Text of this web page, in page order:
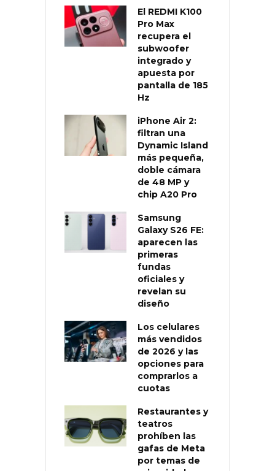
El REDMI K100
Pro Max
recupera el
subwoofer
integrado y
apuesta por
pantalla de 185
Hz
iPhone Air 2:
filtran una
Dynamic Island
más pequeña,
doble cámara
de 48 MP y
chip A20 Pro
Samsung
Galaxy S26 FE:
aparecen las
primeras
fundas
oficiales y
revelan su
diseño
Los celulares
más vendidos
de 2026 y las
opciones para
comprarlos a
cuotas
Restaurantes y
teatros
prohíben las
gafas de Meta
por temas de